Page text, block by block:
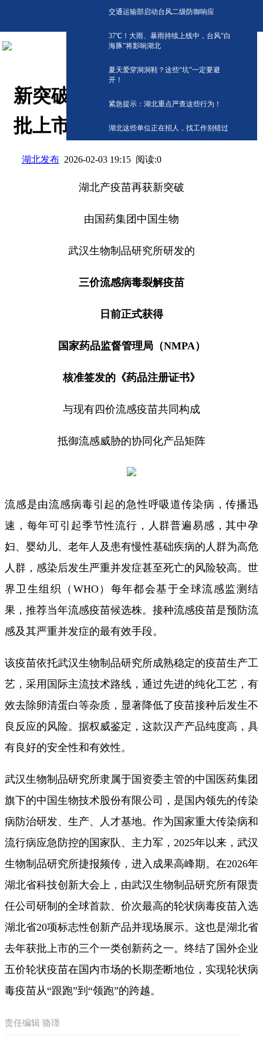
交通运输部启动台风二级防御响应
​37℃！大雨、暴雨持续上线中，台风“白
海豚”将影响湖北
夏天爱穿洞洞鞋？这些“坑”一定要避
开！
紧急提示：湖北重点严查这些行为！
湖北这些单位正在招人，找工作别错过
新突破！湖北产流感疫苗获
批上市
湖北发布 2026-02-03 19:15 阅读:0
湖北产疫苗再获新突破
由国药集团中国生物
武汉生物制品研究所研发的
三价流感病毒裂解疫苗
日前正式获得
国家药品监督管理局（NMPA）
核准签发的《药品注册证书》
与现有四价流感疫苗共同构成
抵御流感威胁的协同化产品矩阵
流感是由流感病毒引起的急性呼吸道传染病，传播迅
速，每年可引起季节性流行，人群普遍易感，其中孕
妇、婴幼儿、老年人及患有慢性基础疾病的人群为高危
人群，感染后发生严重并发症甚至死亡的风险较高。世
界卫生组织（WHO）每年都会基于全球流感监测结
果，推荐当年流感疫苗候选株。接种流感疫苗是预防流
感及其严重并发症的最有效手段。
该疫苗依托武汉生物制品研究所成熟稳定的疫苗生产工
艺，采用国际主流技术路线，通过先进的纯化工艺，有
效去除卵清蛋白等杂质，显著降低了疫苗接种后发生不
良反应的风险。据权威鉴定，这款汉产产品纯度高，具
有良好的安全性和有效性。
武汉生物制品研究所隶属于国资委主管的中国医药集团
旗下的中国生物技术股份有限公司，是国内领先的传染
病防治研发、生产、人才基地。作为国家重大传染病和
流行病应急防控的国家队、主力军，2025年以来，武汉
生物制品研究所捷报频传，进入成果高峰期。在2026年
湖北省科技创新大会上，由武汉生物制品研究所有限责
任公司研制的全球首款、价次最高的轮状病毒疫苗入选
湖北省20项标志性创新产品并现场展示。这也是湖北省
去年获批上市的三个一类创新药之一。终结了国外企业
五价轮状疫苗在国内市场的长期垄断地位，实现轮状病
毒疫苗从“跟跑”到“领跑”的跨越。
责任编辑 骆璟